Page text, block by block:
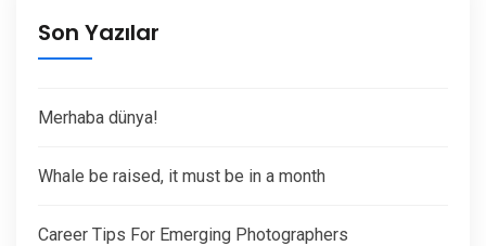
Son Yazılar
Merhaba dünya!
Whale be raised, it must be in a month
Career Tips For Emerging Photographers